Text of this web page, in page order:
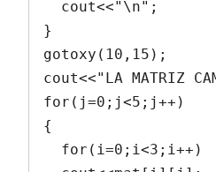
}
gotoxy(10,15);
cout<<"LA MATRIZ
for(j=0;j<5;j++)
{